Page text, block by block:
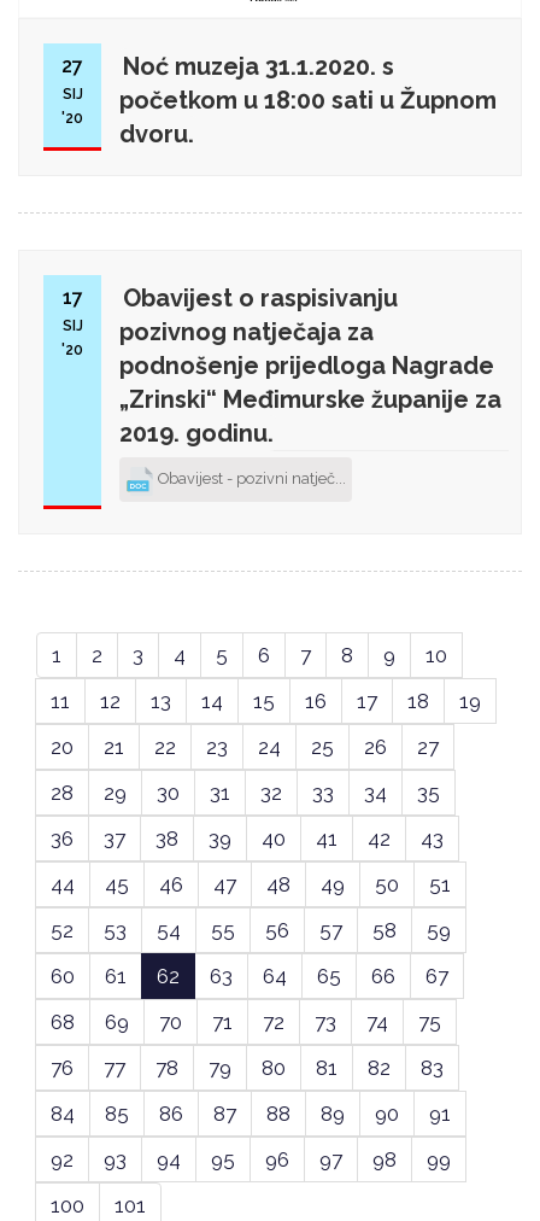
27
SIJ
'20
Noć muzeja 31.1.2020. s
početkom u 18:00 sati u Župnom
dvoru.
17
SIJ
'20
Obavijest o raspisivanju
pozivnog natječaja za
podnošenje prijedloga Nagrade
„Zrinski“ Međimurske županije za
2019. godinu.
Obavijest - pozivni natječ...
1 2 3 4 5 6 7 8 9
10
11
12 13 14 15 16 17 18
19
20
21 22 23 24 25 26
27
28
29 30 31 32 33 34
35
36
37 38 39 40 41 42
43
44
45 46 47 48 49 50
51
52
53 54 55 56 57 58
59
60
61 62 63 64 65 66
67
68
69 70 71 72 73 74
75
76
77 78 79 80 81 82
83
84
85 86 87 88 89 90
91
92
93 94 95 96 97 98
99
100
101